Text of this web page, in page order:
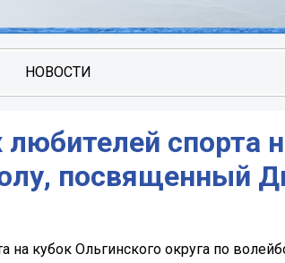
НОВОСТИ
спорта
посвященный
на кубок Ольгинского округа по